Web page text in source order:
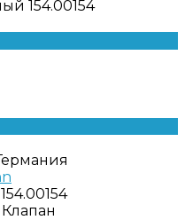
154.00154
Клапан